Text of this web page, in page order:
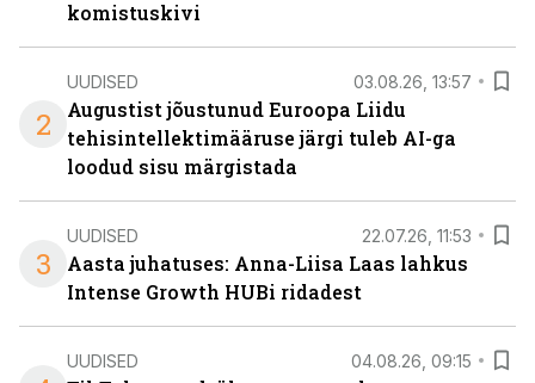
komistuskivi
2
UUDISED 03.08.26, 13:57
Augustist jõustunud Euroopa Liidu
tehisintellektimääruse järgi tuleb AI-ga
loodud sisu märgistada
3
UUDISED 22.07.26, 11:53
Aasta juhatuses: Anna-Liisa Laas lahkus
Intense Growth HUBi ridadest
UUDISED 04.08.26, 09:15